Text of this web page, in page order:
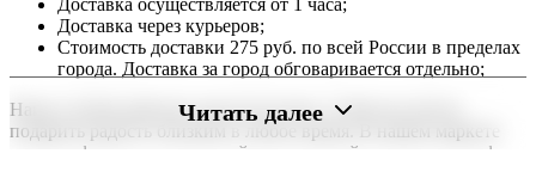
Доставка осуществляется от 1 часа;
Доставка через курьеров;
Стоимость доставки 275 руб. по всей России в пределах
города. Доставка за город обговаривается отдельно;
Наша служба работает круглосуточно, чтобы вы могли
подарить радость близким в любое время. В нашем маркете
можно оформить заказ онлайн с доставкой на дом или в офис
Читать далее